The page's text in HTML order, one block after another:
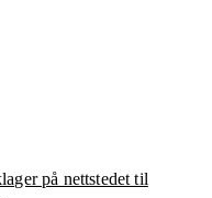
på nettstedet til